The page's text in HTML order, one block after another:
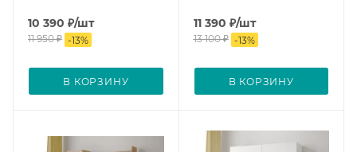
10 390 ₽/шт
11 950₽ -13%
В КОРЗИНУ
11 390 ₽/шт
13 100₽ -13%
В КОРЗИНУ